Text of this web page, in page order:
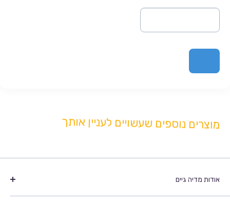
מוצרים נוספים שעשויים לעניין אותך
אודות מדיה גיים
מדיה גיים הנה חברה מובילה בתחום משחקי המחשב והוידאו,